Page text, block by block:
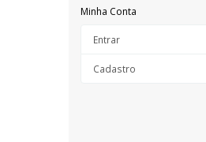
Minha Conta
Entrar
Cadastro